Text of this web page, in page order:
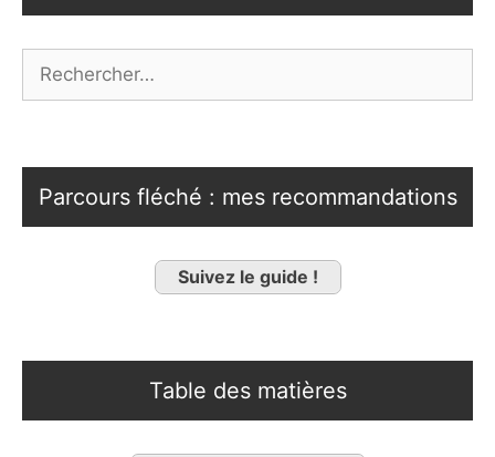
Parcours fléché : mes recommandations
Suivez le guide !
Table des matières